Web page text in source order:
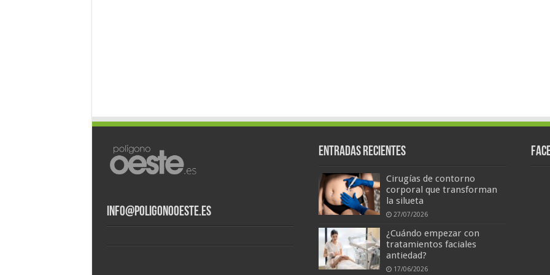
info@poligonooeste.es
Entradas recientes
Cirugías de contorno
corporal que transforman
la silueta
27/07/2026
¿Cuándo empezar con
tratamientos faciales
antiedad?
17/06/2026